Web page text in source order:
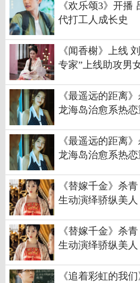
《欢乐颂3》开播
代打工人成长史
《闻香榭》上线
专家”上线助攻男
《最遥远的距离
龙海岛治愈系热
《最遥远的距离
龙海岛治愈系热
《替嫁千金》杀
生动演绎骄纵美人
《替嫁千金》杀
生动演绎骄纵美人
《追着彩虹的我